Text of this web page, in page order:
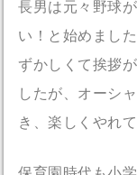
長男は元々野球
い！と始めまし
ずかしくて挨拶
したが、オーシ
き、楽しくやれて